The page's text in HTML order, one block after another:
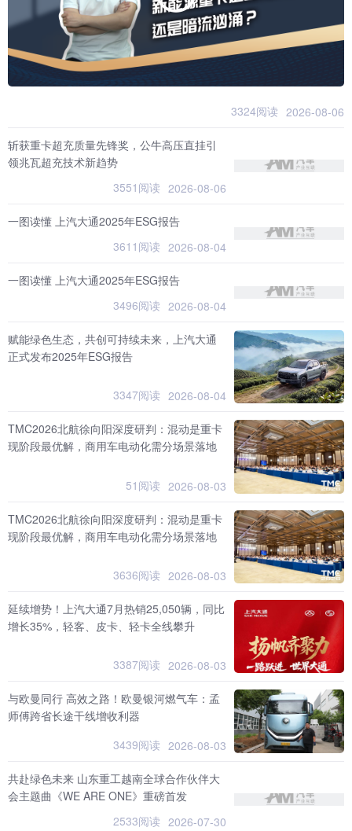
3324阅读 2026-08-06
斩获重卡超充质量先锋奖，公牛高压直挂引
领兆瓦超充技术新趋势
3551阅读 2026-08-06
一图读懂 上汽大通2025年ESG报告
3611阅读 2026-08-04
一图读懂 上汽大通2025年ESG报告
3496阅读 2026-08-04
赋能绿色生态，共创可持续未来，上汽大通
正式发布2025年ESG报告
3347阅读 2026-08-04
TMC2026北航徐向阳深度研判：混动是重卡
现阶段最优解，商用车电动化需分场景落地
51阅读 2026-08-03
TMC2026北航徐向阳深度研判：混动是重卡
现阶段最优解，商用车电动化需分场景落地
3636阅读 2026-08-03
延续增势！上汽大通7月热销25,050辆，同比
增长35%，轻客、皮卡、轻卡全线攀升
3387阅读 2026-08-03
与欧曼同行 高效之路！欧曼银河燃气车：孟
师傅跨省长途干线增收利器
3439阅读 2026-08-03
共赴绿色未来 山东重工越南全球合作伙伴大
会主题曲《WE ARE ONE》重磅首发
2533阅读 2026-07-30